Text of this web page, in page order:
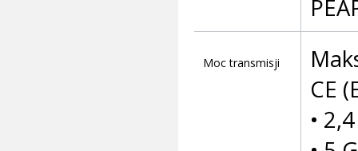
Moc transmisji
CE
•